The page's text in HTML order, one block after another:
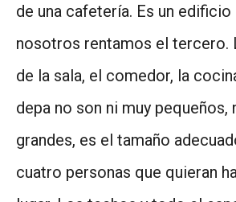
de una cafetería. Es un edificio
nosotros rentamos el tercero.
de la sala, el comedor, la
depa no son ni muy pequeños,
grandes, es el tamaño
cuatro personas que quieran